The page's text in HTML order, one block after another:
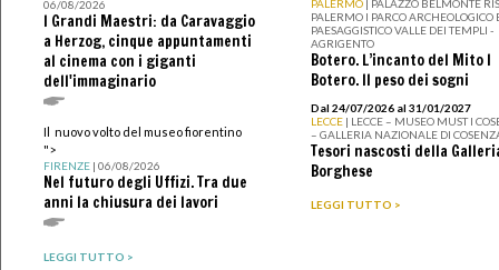
06/08/2026
I Grandi Maestri: da Caravaggio
a Herzog, cinque appuntamenti
al cinema con i giganti
dell'immaginario
Il nuovo volto del museo fiorentino
">
FIRENZE| 06/08/2026
Nel futuro degli Uffizi. Tra due
anni la chiusura dei lavori
LEGGI TUTTO >
PALERMO | PALAZZO BELMONTE
PALERMO I PARCO ARCHEOLOGICO
PAESAGGISTICO VALLE DEI TEMPLI -
AGRIGENTO
Botero. L’incanto del Mito I
Botero. Il peso dei sogni
Dal 24/07/2026 al 31/01/2027
LECCE | LECCE – MUSEO MUST I
– GALLERIA NAZIONALE DI
Tesori nascosti della
Borghese
LEGGI TUTTO >